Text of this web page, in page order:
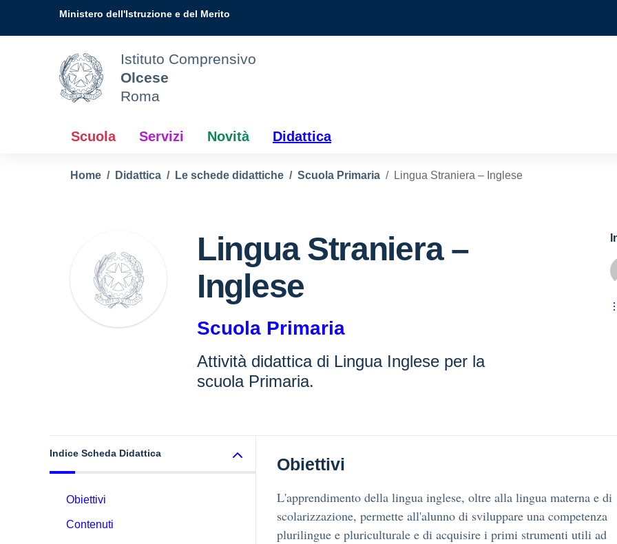
Ministero dell'Istruzione e del Merito
Istituto Comprensivo
Olcese
Roma
Scuola Servizi Novità Didattica
Home Didattica Le schede didattiche Scuola Primaria Lingua Straniera – Inglese
Lingua Straniera –
Inglese
Scuola Primaria
Attività didattica di Lingua Inglese per la
scuola Primaria.
Indice Scheda Didattica
Obiettivi
Contenuti
Obiettivi
L'apprendimento della lingua inglese, oltre alla lingua materna e di
scolarizzazione, permette all'alunno di sviluppare una competenza
plurilingue e pluriculturale e di acquisire i primi strumenti utili ad